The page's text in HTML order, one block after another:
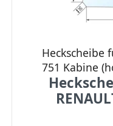
Heckscheibe
751 Kabine